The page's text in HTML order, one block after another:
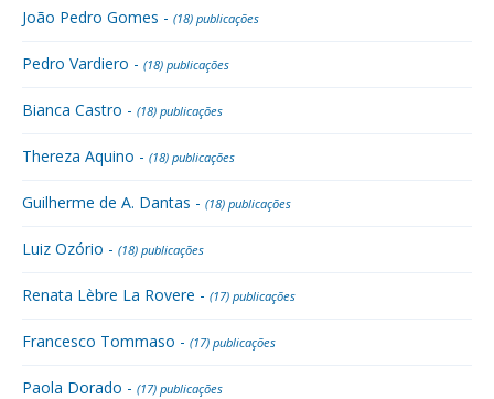
João Pedro Gomes - (18) publicações
Pedro Vardiero - (18) publicações
Bianca Castro - (18) publicações
Thereza Aquino - (18) publicações
Guilherme de A. Dantas - (18) publicações
Luiz Ozório - (18) publicações
Renata Lèbre La Rovere - (17) publicações
Francesco Tommaso - (17) publicações
Paola Dorado - (17) publicações